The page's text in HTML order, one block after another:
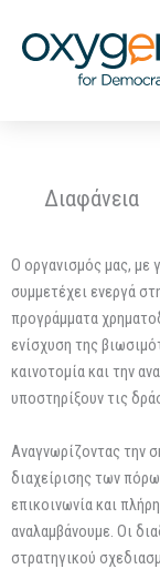
στο
περιεχόμενο
Διαφάνεια
Ο οργανισμός μας, με
συμμετέχει ενεργά
προγράμματα
ενίσχυση της
καινοτομία και την
υποστηρίξουν τις
Αναγνωρίζοντας την
διαχείρισης των
επικοινωνία και
αναλαμβάνουμε. Οι
στρατηγικού